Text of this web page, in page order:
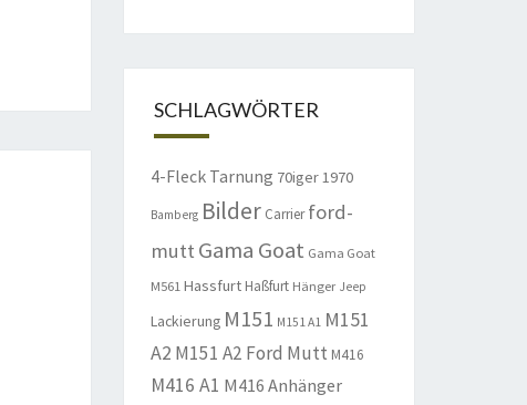
SCHLAGWÖRTER
4-Fleck Tarnung 70iger1970
Bamberg Bilder Carrier ford-
mutt Gama Goat Gama Goat
M561 Hassfurt Haßfurt Hänger Jeep
Lackierung M151 M151 A1 M151
A2 M151 A2 Ford Mutt M416
M416 A1 M416 Anhänger